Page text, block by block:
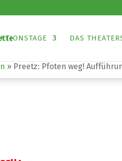
DAS
» Preetz: Pfoten weg!